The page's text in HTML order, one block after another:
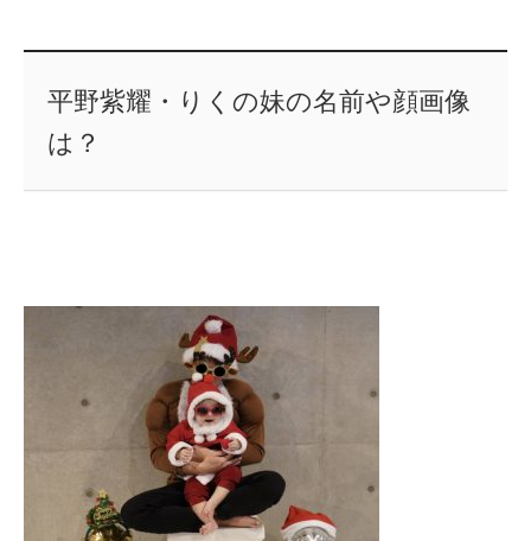
平野紫耀・りくの妹の名前や顔画像
は？